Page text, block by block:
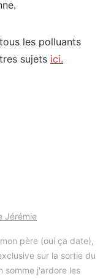
les polluants
sujets ici.
Jérémie
père (oui ça date),
sur la sortie du
somme j'ardore les